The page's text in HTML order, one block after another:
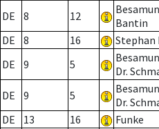
DE 8 12
Bantin
DE
8 16 Stephan
DE
9 5
Dr.
DE 9 5
Dr.
DE
13 16 Funke